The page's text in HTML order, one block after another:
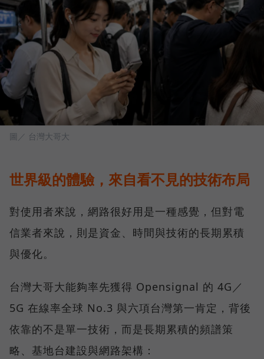
圖／ 台灣大哥大
世界級的體驗，來自看不見的技術布局
對使用者來說，網路很好用是一種感覺，但對電
信業者來說，則是資金、時間與技術的長期累積
與優化。
台灣大哥大能夠率先獲得 Opensignal 的 4G／
5G 在線率全球 No.3 與六項台灣第一肯定，背後
依靠的不是單一技術，而是長期累積的頻譜策
略、基地台建設與網路架構：